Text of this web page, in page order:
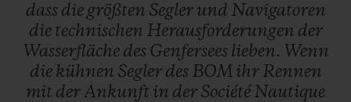
dass die größten Segler und Navigatoren
die technischen Herausforderungen der
Wasserfläche des Genfersees lieben. Wenn
die kühnen Segler des BOM ihr Rennen
mit derAnkunft in der Société Nautique